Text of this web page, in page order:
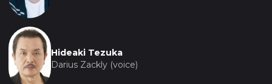
Hideaki Tezuka
Darius Zackly (voice)